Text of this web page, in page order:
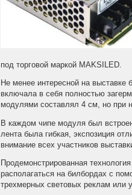
под торговой маркой MAKSILED.
Не менее интересной на
включала в себя полностью
модулями составлял 4 см, но при
В каждом чипе модуля был
лента была гибкая, экспозиция
внимание всех участников
Продемонстрированная
располагаться на билбордах с
трехмерных световых реклам или